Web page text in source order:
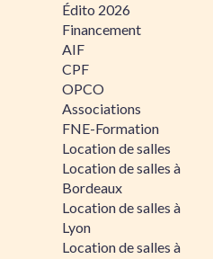
Édito 2026
Financement
AIF
CPF
OPCO
Associations
FNE-Formation
Location de salles
Location de salles à
Bordeaux
Location de salles à
Lyon
Location de salles à